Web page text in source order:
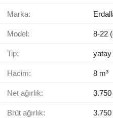
Marka:
Model: 8-22
Tip: yatay
Hacim: 8 m³
Net ağırlık:
Brüt ağırlık: